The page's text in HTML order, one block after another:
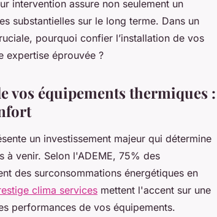
intervention assure non seulement un
substantielles sur le long terme. Dans un
pourquoi confier l’installation de vos
expertise éprouvée ?
vos équipements thermiques :
un investissement majeur qui détermine
à venir. Selon l'ADEME, 75% des
des surconsommations énergétiques en
clima services mettent l'accent sur une
performances de vos équipements.